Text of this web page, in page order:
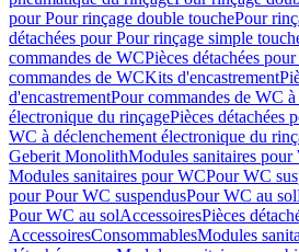
pour Pour rinçage double touchePour
détachées pour Pour rinçage simple
commandes de WCPièces détachées
commandes de WCKits d'encastrement
d'encastrementPour commandes de WC
électronique du rinçagePièces détachées
WC à déclenchement électronique du
Geberit MonolithModules sanitaires pour
Modules sanitaires pour WCPour WC
pour Pour WC suspendusPour WC au sol
Pour WC au solAccessoiresPièces
AccessoiresConsommablesModules